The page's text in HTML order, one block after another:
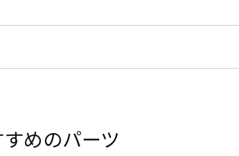
めのパーツ